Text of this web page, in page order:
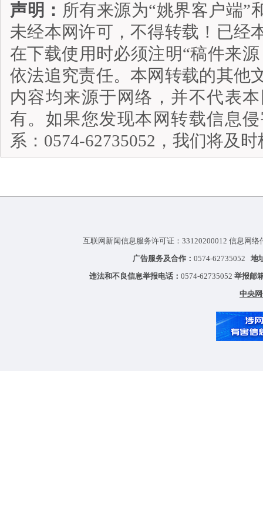
声明： 所有来源为“姚界客户端”
未经本网许可，不得转载！已经
在下载使用时必须注明“稿件来
依法追究责任。本网转载的其他
内容均来源于网络，并不代表
有。如果您发现本网转载信息
系：0574-62735052，我们将及
互联网新闻信息服务许可证：33120200012 信息网
广告服务及合作： 0574-62735052 地
违法和不良信息举报电话： 0574-62735052 举报邮
中央